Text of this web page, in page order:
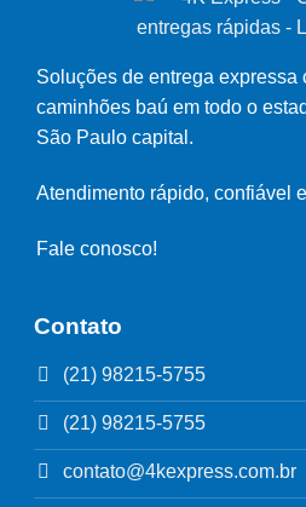
Soluções de entrega expressa
caminhões baú em todo o
São Paulo capital.
Atendimento rápido, confiável
Fale conosco!
Contato
(21) 98215-5755
(21) 98215-5755
contato@4kexpress.com.br